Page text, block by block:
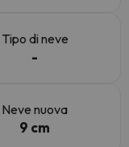
Tipo di neve
-
Neve nuova
9 cm